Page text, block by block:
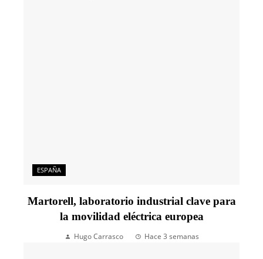
ESPAÑA
Martorell, laboratorio industrial clave para
la movilidad eléctrica europea
Hugo Carrasco Hace 3 semanas